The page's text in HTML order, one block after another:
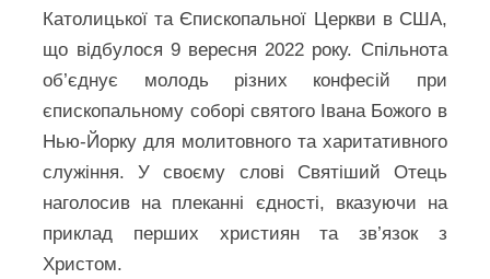
Католицької та Єпископальної Церкви в США,
що відбулося 9 вересня 2022 року. Спільнота
об’єднує молодь різних конфесій при
єпископальному соборі святого Івана Божого в
Нью-Йорку для молитовного та харитативного
служіння. У своєму слові Святіший Отець
наголосив на плеканні єдності, вказуючи на
приклад перших християн та зв’язок з
Христом.